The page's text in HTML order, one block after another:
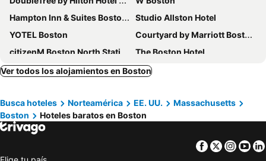
Hampton Inn & Suites Boston Crosstown Center
Studio Allston Hotel
YOTEL Boston
Courtyard by Marriott Boston Logan Airport
citizenM Boston North Station
The Boston Hotel
The Farrington Inn
Courtyard by Marriott Boston Cambridge
Hilton Garden Inn Boston Logan Airport
Hilton Boston Park Plaza
Aloft by Marriott Boston Seaport District
Club Quarters Hotel Faneuil Hall, Boston
Element by Marriott Boston Seaport District
Hyatt Regency Boston/Cambridge
Residence Inn by Marriott Boston Waltham
Ver todos los alojamientos en Boston
Busca hoteles Norteamérica EE. UU.
Massachusetts
Boston
Hoteles baratos en Boston
Facebook
Twitter